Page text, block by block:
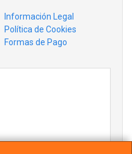
Información Legal
Política de Cookies
Formas de Pago